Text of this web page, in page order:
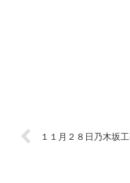
１１月２８日乃木坂